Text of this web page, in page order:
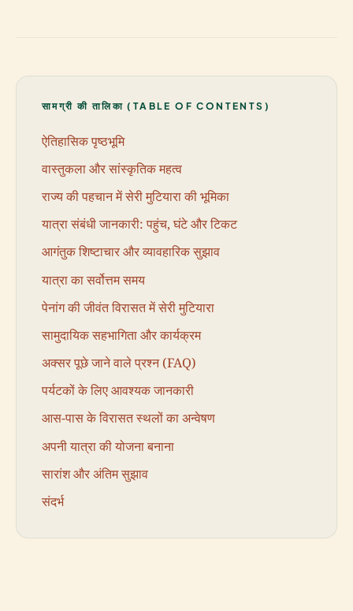
सामग्री की तालिका (TABLE OF CONTENTS)
ऐतिहासिक पृष्ठभूमि
वास्तुकला और सांस्कृतिक महत्व
राज्य की पहचान में सेरी मुटियारा की भूमिका
यात्रा संबंधी जानकारी: पहुंच, घंटे और टिकट
आगंतुक शिष्टाचार और व्यावहारिक सुझाव
यात्रा का सर्वोत्तम समय
पेनांग की जीवंत विरासत में सेरी मुटियारा
सामुदायिक सहभागिता और कार्यक्रम
अक्सर पूछे जाने वाले प्रश्न (FAQ)
पर्यटकों के लिए आवश्यक जानकारी
आस-पास के विरासत स्थलों का अन्वेषण
अपनी यात्रा की योजना बनाना
सारांश और अंतिम सुझाव
संदर्भ